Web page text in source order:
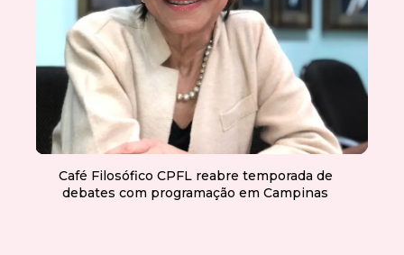
Café Filosófico CPFL reabre temporada de
debates com programação em Campinas